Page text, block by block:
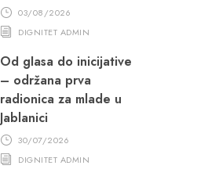
03/08/2026
DIGNITET ADMIN
Od glasa do inicijative
– održana prva
radionica za mlade u
Jablanici
30/07/2026
DIGNITET ADMIN